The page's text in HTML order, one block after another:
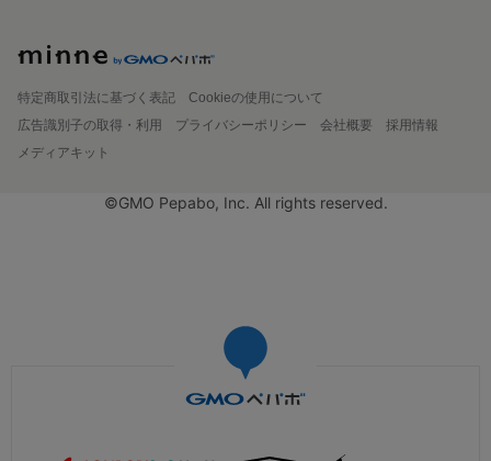
特定商取引法に基づく表記
Cookieの使用について
広告識別子の取得・利用
プライバシーポリシー 会社概要
採用情報
メディアキット
©GMO Pepabo, Inc. All rights reserved.